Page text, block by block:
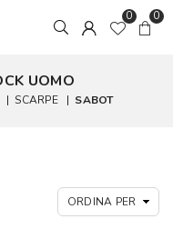
0 0
UOMO
| SCARPE | SABOT